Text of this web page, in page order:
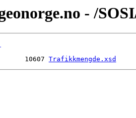
- /
10607
Trafikkmengde.xsd